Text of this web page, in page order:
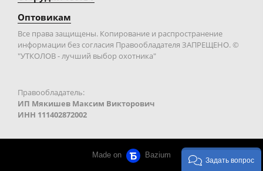
Оптовикам
Все права защищены. Копирование и распространение
информации без согласия Правообладателя ЗАПРЕЩЕНО. ©
"УТКОЛОВ - лучший выбор охотника"
Правообладатель:
ИП Мякишев Максим Викторович
ИНН 111402872002
Made on Bazium
Задать вопрос